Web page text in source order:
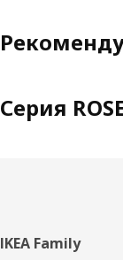
Серия
Нижний
IKEA Family